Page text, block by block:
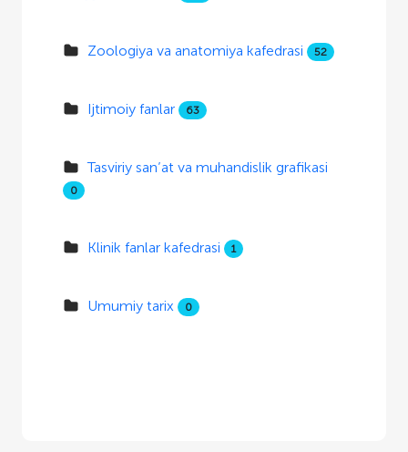
Zoologiya va anatomiya kafedrasi 52
Ijtimoiy fanlar 63
Tasviriy san’at va muhandislik grafikasi
0
Klinik fanlar kafedrasi 1
Umumiy tarix 0